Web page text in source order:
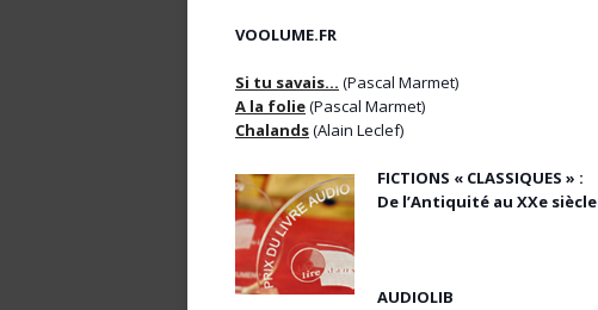
VOOLUME.FR
Si tu savais… (Pascal Marmet)
A la folie(Pascal Marmet)
Chalands(Alain Leclef)
FICTIONS « CLASSIQUES » :
De l’Antiquité au XXe siècle
AUDIOLIB